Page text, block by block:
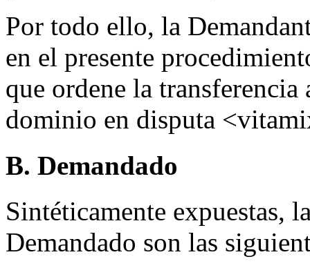
Por todo ello, la
en el presente
que ordene la
dominio en disputa
B. Demandado
Sintéticamente expuestas,
Demandado son las